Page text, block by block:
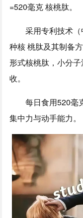
=520毫克 核桃肽。
采用专利技术
种核 桃肽及其制备
形式核桃肽，小分
收。
每日食用520毫
集中力与动手能力。